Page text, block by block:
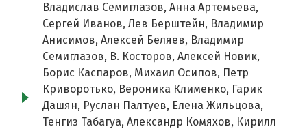
Владислав Семиглазов, Анна Артемьева,
Сергей Иванов, Лев Берштейн, Владимир
Анисимов, Алексей Беляев, Владимир
Семиглазов, В. Косторов, Алексей Новик,
Борис Каспаров, Михаил Осипов, Петр
Криворотько, Вероника Клименко, Гарик
Дашян, Руслан Палтуев, Елена Жильцова,
Тенгиз Табагуа, Александр Комяхов, Кирилл